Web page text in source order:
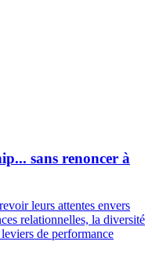
sans renoncer à
leurs attentes envers
relationnelles, la diversité
de performance